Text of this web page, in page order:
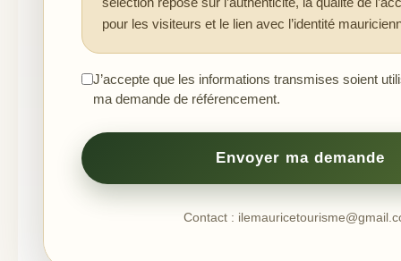
pour les visiteurs et le lien avec l’identité
J’accepte que les informations transmises soient
ma demande de référencement.
Envoyer ma demande
Contact :